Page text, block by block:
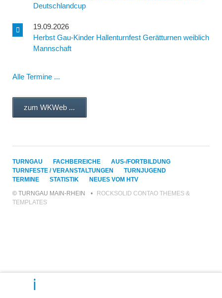
Deutschlandcup
19.09.2026
Herbst Gau-Kinder Hallenturnfest Gerätturnen weiblich
Mannschaft
Alle Termine ...
zum WKWeb ...
NAVIGATION
ÜBERSPRINGEN
TURNGAU FACHBEREICHE
AUS-/FORTBILDUNG
TURNFESTE / VERANSTALTUNGEN
TURNJUGEND
TERMINE
STATISTIK
NEUES VOM HTV
© TURNGAU MAIN-RHEIN
ROCKSOLID CONTAO THEMES &
TEMPLATES